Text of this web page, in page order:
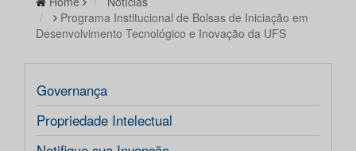
Programa Institucional de Bolsas de Iniciação em
Desenvolvimento Tecnológico e Inovação da UFS
Governança
Propriedade Intelectual